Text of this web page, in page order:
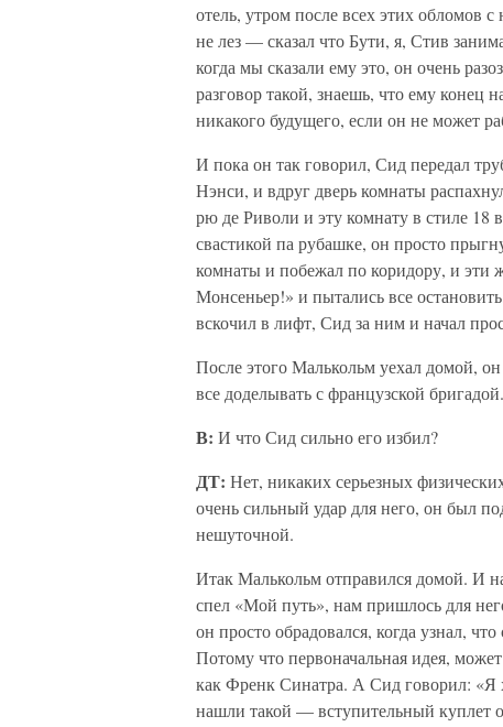
отель, утром после всех этих обломов
не лез — сказал что Бути, я, Стив
когда мы сказали ему это, он очень
разговор такой, знаешь, что ему конец
никакого будущего, если он не может
И пока он так говорил, Сид передал
Нэнси, и вдруг дверь комнаты
рю де Риволи и эту комнату в стиле
свастикой па рубашке, он просто
комнаты и побежал по коридору, и
Монсеньер!» и пытались все
вскочил в лифт, Сид за ним и начал
После этого Малькольм уехал домой,
все доделывать с французской бригадой.
В: И что Сид сильно его избил?
ДТ: Нет, никаких серьезных
очень сильный удар для него, он был
нешуточной.
Итак Малькольм отправился домой. И
спел «Мой путь», нам пришлось для
он просто обрадовался, когда узнал,
Потому что первоначальная идея,
как Френк Синатра. А Сид говорил: «Я
нашли такой — вступительный куплет